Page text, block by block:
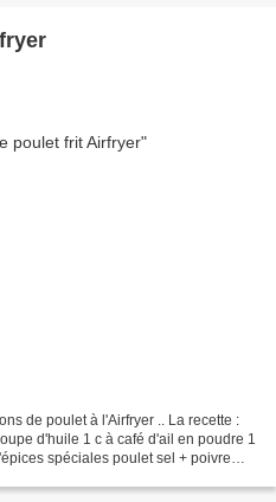
de poulet à l'Airfryer .. La recette :
d'huile 1 c à café d'ail en poudre 1
spéciales poulet sel + poivre